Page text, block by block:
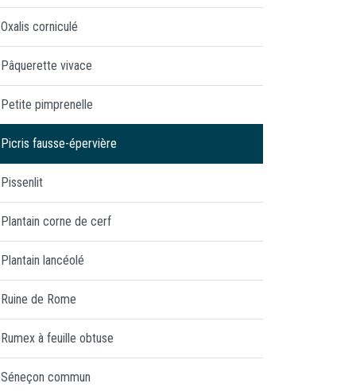
Oxalis corniculé
Pâquerette vivace
Petite pimprenelle
Picris fausse-épervière
Pissenlit
Plantain corne de cerf
Plantain lancéolé
Ruine de Rome
Rumex à feuille obtuse
Séneçon commun